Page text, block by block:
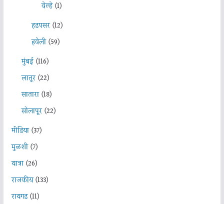
वेल्हे(1)
हडपसर(12)
हवेली(59)
मुंबई(116)
लातूर(22)
सातारा(18)
सोलापूर(22)
मीडिया(37)
मुळशी(7)
यात्रा(26)
राजकीय(133)
रायगड(11)